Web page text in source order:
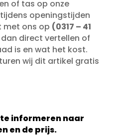
of tas op onze
openingstijden
ons op (0317 – 41
dan direct vertellen of
is en wat het kost.
wij dit artikel gratis
informeren naar
en de prijs.